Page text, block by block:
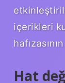
içerikleri
Hat